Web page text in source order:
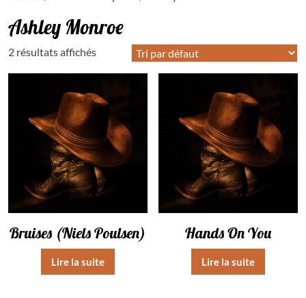
Ashley Monroe
2 résultats affichés
Bruises (Niels Poulsen)
Lire la suite
Hands On You
Lire la suite